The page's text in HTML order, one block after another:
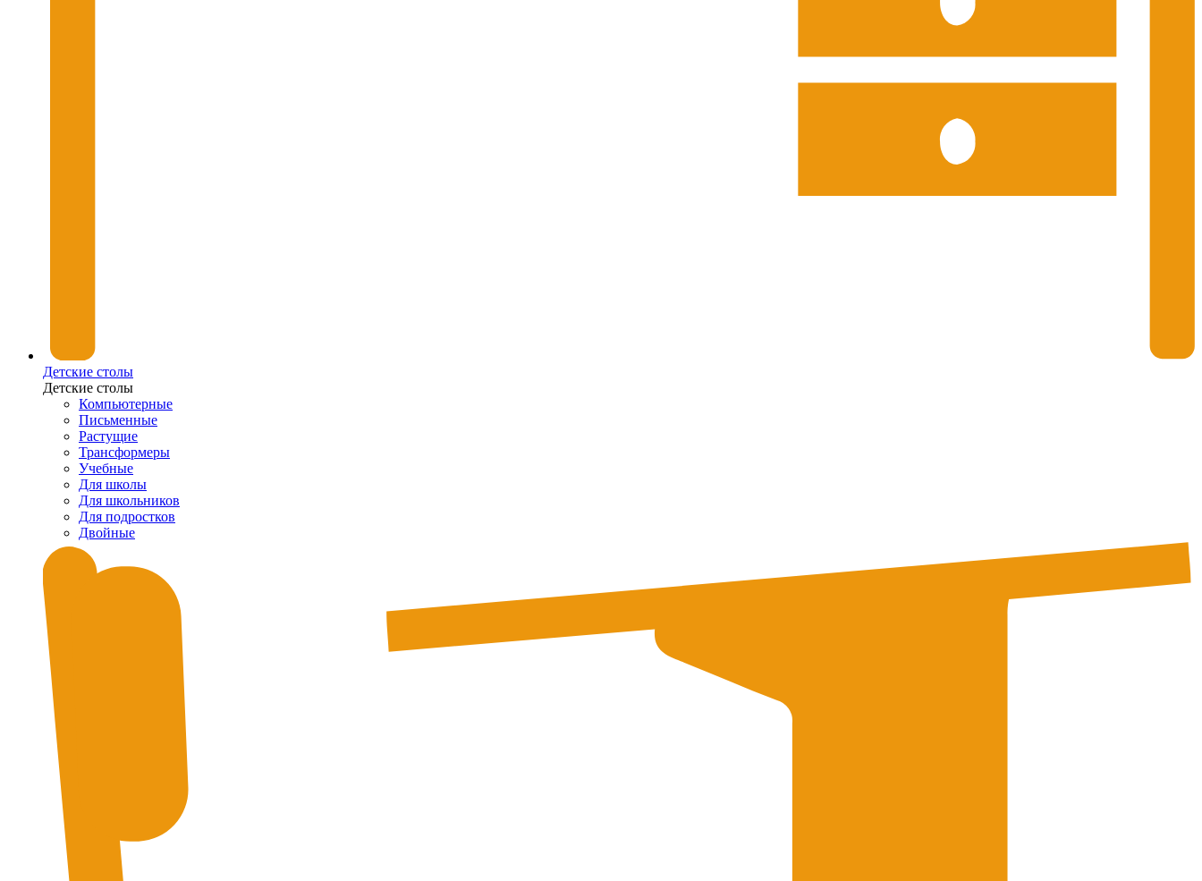
Детские столы
Детские столы
Компьютерные
Письменные
Растущие
Трансформеры
Учебные
Для школы
Для школьников
Для подростков
Двойные